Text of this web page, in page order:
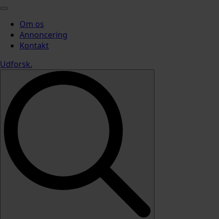
Om os
Annoncering
Kontakt
Udforsk.